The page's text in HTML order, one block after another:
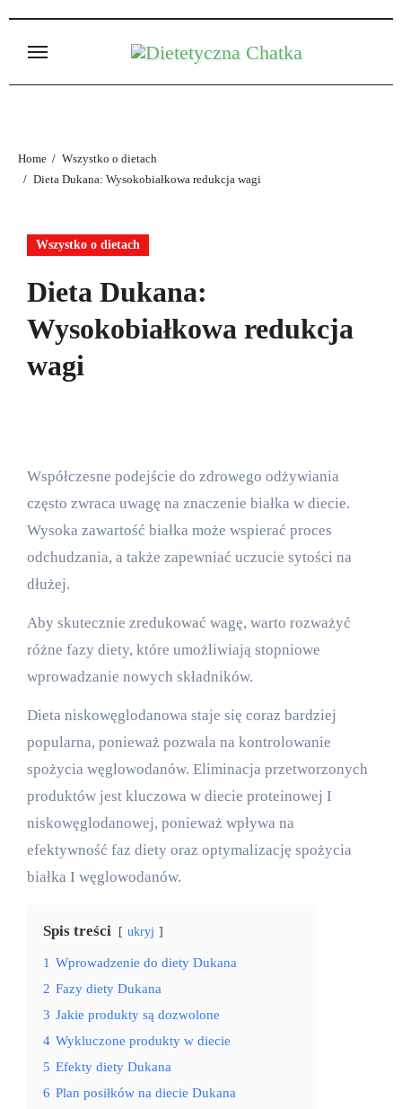
content
Home
Wszystko o dietach
Dieta Dukana: Wysokobiałkowa redukcja wagi
Wszystko o dietach
Dieta Dukana:
Wysokobiałkowa redukcja
wagi
Współczesne podejście do zdrowego odżywiania
często zwraca uwagę na znaczenie białka w diecie.
Wysoka zawartość białka może wspierać proces
odchudzania, a także zapewniać uczucie sytości na
dłużej.
Aby skutecznie zredukować wagę, warto rozważyć
różne fazy diety, które umożliwiają stopniowe
wprowadzanie nowych składników.
Dieta niskowęglodanowa staje się coraz bardziej
popularna, ponieważ pozwala na kontrolowanie
spożycia węglowodanów. Eliminacja przetworzonych
produktów jest kluczowa w diecie proteinowej I
niskowęglodanowej, ponieważ wpływa na
efektywność faz diety oraz optymalizację spożycia
białka I węglowodanów.
Spis treści ukryj
1 Wprowadzenie do diety Dukana
2 Fazy diety Dukana
3 Jakie produkty są dozwolone
4 Wykluczone produkty w diecie
5 Efekty diety Dukana
6 Plan posiłków na diecie Dukana